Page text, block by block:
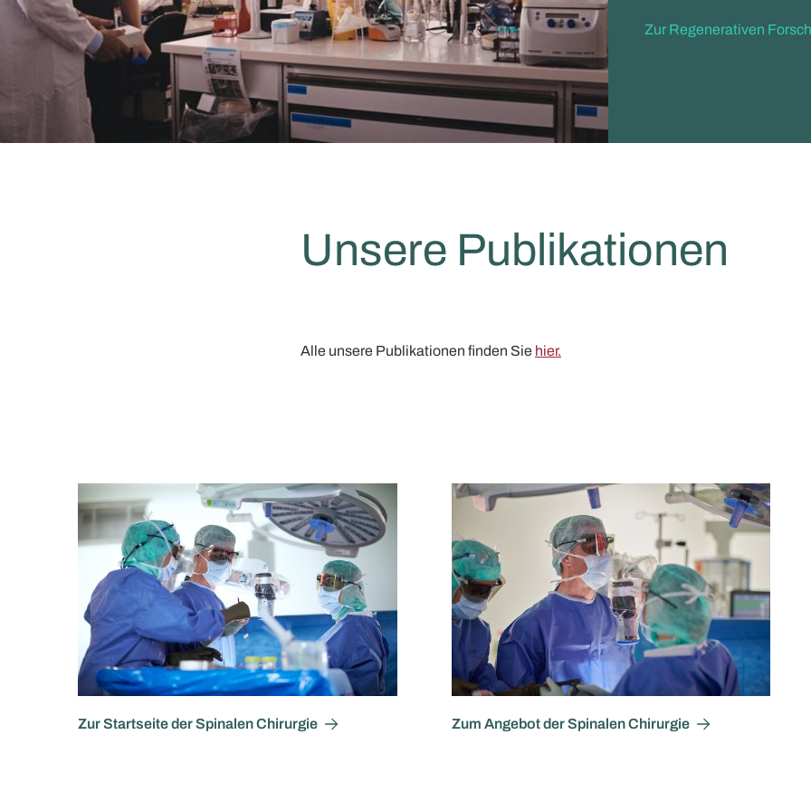
Zur Regenerativen
Unsere Publikationen
Alle unsere Publikationen finden Sie hier.
Zur Startseite der Spinalen Chirurgie Zum Angebot der Spinalen Chirurgie